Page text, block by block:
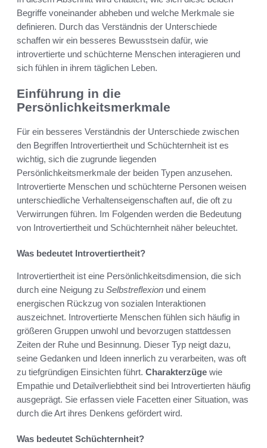
Begriffe voneinander abheben und welche Merkmale sie
definieren. Durch das Verständnis der Unterschiede
schaffen wir ein besseres Bewusstsein dafür, wie
introvertierte und schüchterne Menschen interagieren und
sich fühlen in ihrem täglichen Leben.
Einführung in die
Persönlichkeitsmerkmale
Für ein besseres Verständnis der Unterschiede zwischen
den Begriffen Introvertiertheit und Schüchternheit ist es
wichtig, sich die zugrunde liegenden
Persönlichkeitsmerkmale der beiden Typen anzusehen.
Introvertierte Menschen und schüchterne Personen weisen
unterschiedliche Verhaltenseigenschaften auf, die oft zu
Verwirrungen führen. Im Folgenden werden die Bedeutung
von Introvertiertheit und Schüchternheit näher beleuchtet.
Was bedeutet Introvertiertheit?
Introvertiertheit ist eine Persönlichkeitsdimension, die sich
durch eine Neigung zu Selbstreflexion und einem
energischen Rückzug von sozialen Interaktionen
auszeichnet. Introvertierte Menschen fühlen sich häufig in
größeren Gruppen unwohl und bevorzugen stattdessen
Zeiten der Ruhe und Besinnung. Dieser Typ neigt dazu,
seine Gedanken und Ideen innerlich zu verarbeiten, was oft
zu tiefgründigen Einsichten führt. Charakterzüge wie
Empathie und Detailverliebtheit sind bei Introvertierten häufig
ausgeprägt. Sie erfassen viele Facetten einer Situation, was
durch die Art ihres Denkens gefördert wird.
Was bedeutet Schüchternheit?